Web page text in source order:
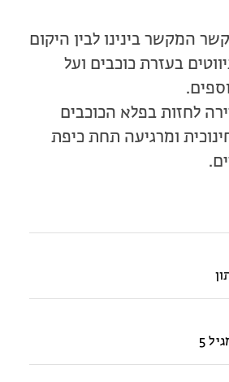
המקשר בינינו לבין היקום
בעזרת כוכבים ועל
לחזות בפלא הכוכבים
ומרגיעה תחת כיפת
5